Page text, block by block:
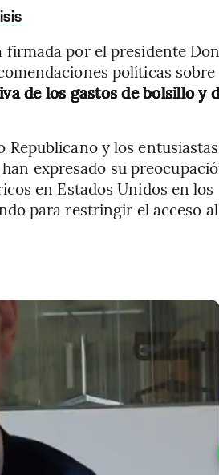
firmada por el presidente
políticas sobre
de los gastos de bolsillo y
y los
expresado su
en Estados Unidos en los
para restringir el acceso al